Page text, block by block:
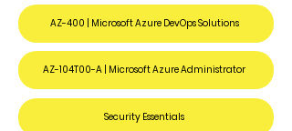
AZ-400 | Microsoft Azure DevOps Solutions
AZ-104T00-A | Microsoft Azure Administrator
Security Essentials